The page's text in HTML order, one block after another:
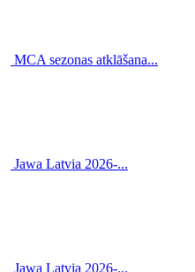
MCA sezonas atklāšana...
Jawa Latvia 2026-...
Jawa Latvia 2026-...